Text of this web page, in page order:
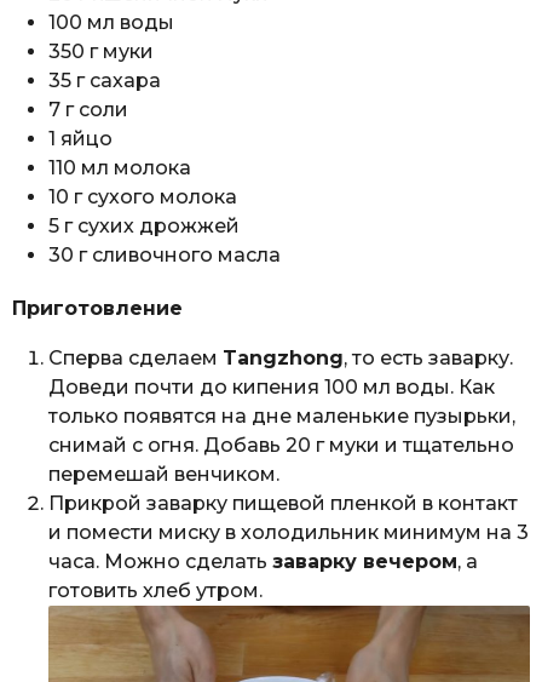
100 мл воды
350 г муки
35 г сахара
7 г соли
1 яйцо
110 мл молока
10 г сухого молока
5 г сухих дрожжей
30 г сливочного масла
Приготовление
Сперва сделаем Tangzhong, то есть заварку.
Доведи почти до кипения 100 мл воды. Как
только появятся на дне маленькие пузырьки,
снимай с огня. Добавь 20 г муки и тщательно
перемешай венчиком.
Прикрой заварку пищевой пленкой в контакт
и помести миску в холодильник минимум на 3
часа. Можно сделать заварку вечером, а
готовить хлеб утром.